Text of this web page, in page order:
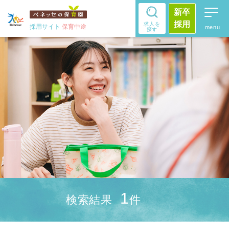
採用サイト 保育中途
求人を
探す
新卒
採用
検索結果 1件